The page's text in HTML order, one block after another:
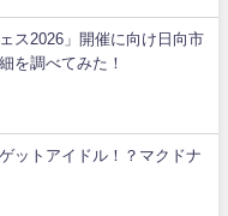
ス2026」開催に向け日向市
を調べてみた！
ットアイドル！？マクドナ